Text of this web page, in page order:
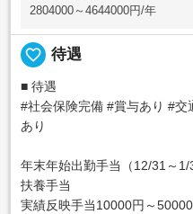
2804000～4644000円/年
favorite_border 待遇
■ 待遇
#社会保険完備 #賞与あり #
あり
年末年始出勤手当（12/31～1/
扶養手当
実績反映手当10000円～